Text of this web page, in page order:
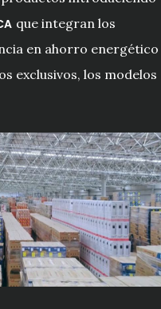
que integran los
en ahorro energético
exclusivos, los modelos